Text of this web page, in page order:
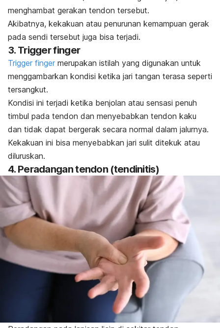
menghambat gerakan tendon tersebut.
Akibatnya, kekakuan atau penurunan kemampuan gerak
pada sendi tersebut juga bisa terjadi.
3. Trigger finger
Trigger finger merupakan istilah yang digunakan untuk
menggambarkan kondisi ketika jari tangan terasa seperti
tersangkut.
Kondisi ini terjadi ketika benjolan atau sensasi penuh
timbul pada tendon dan menyebabkan tendon kaku
dan tidak dapat bergerak secara normal dalam jalurnya.
Kekakuan ini bisa menyebabkan jari sulit ditekuk atau
diluruskan.
4. Peradangan tendon (tendinitis)